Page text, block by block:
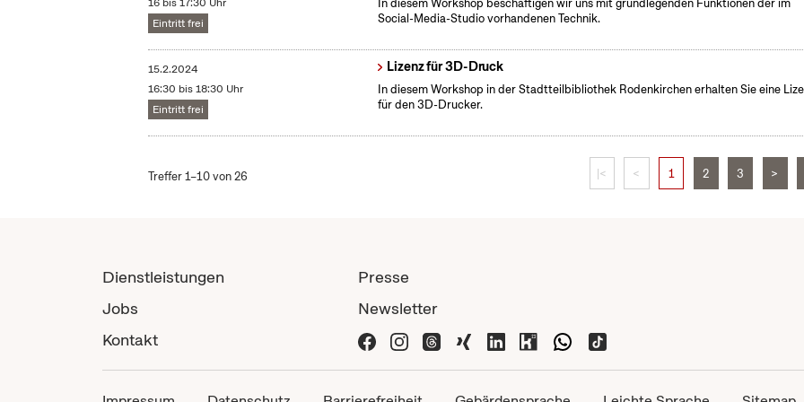
Eintritt frei
In diesem Workshop beschäftigen wir uns mit grundlegenden Funktionen der im
Social-Media-Studio vorhandenen Technik.
15.2.2024
16:30 bis 18:30 Uhr
Eintritt frei
Lizenz für 3D-Druck
In diesem Workshop in der Stadtteilbibliothek Rodenkirchen erhalten Sie eine
für den 3D-Drucker.
Treffer 1–10 von 26 |< < 1 2 3 >
Dienstleistungen
Jobs
Kontakt
Presse
Newsletter